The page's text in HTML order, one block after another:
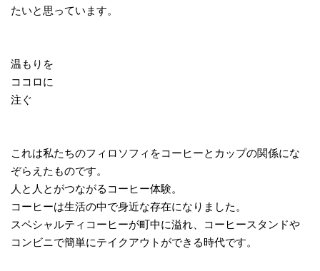
たいと思っています。
温もりを
ココロに
注ぐ
これは私たちのフィロソフィをコーヒーとカップの関係にな
ぞらえたものです。
人と人とがつながるコーヒー体験。
コーヒーは生活の中で身近な存在になりました。
スペシャルティコーヒーが町中に溢れ、コーヒースタンドや
コンビニで簡単にテイクアウトができる時代です。